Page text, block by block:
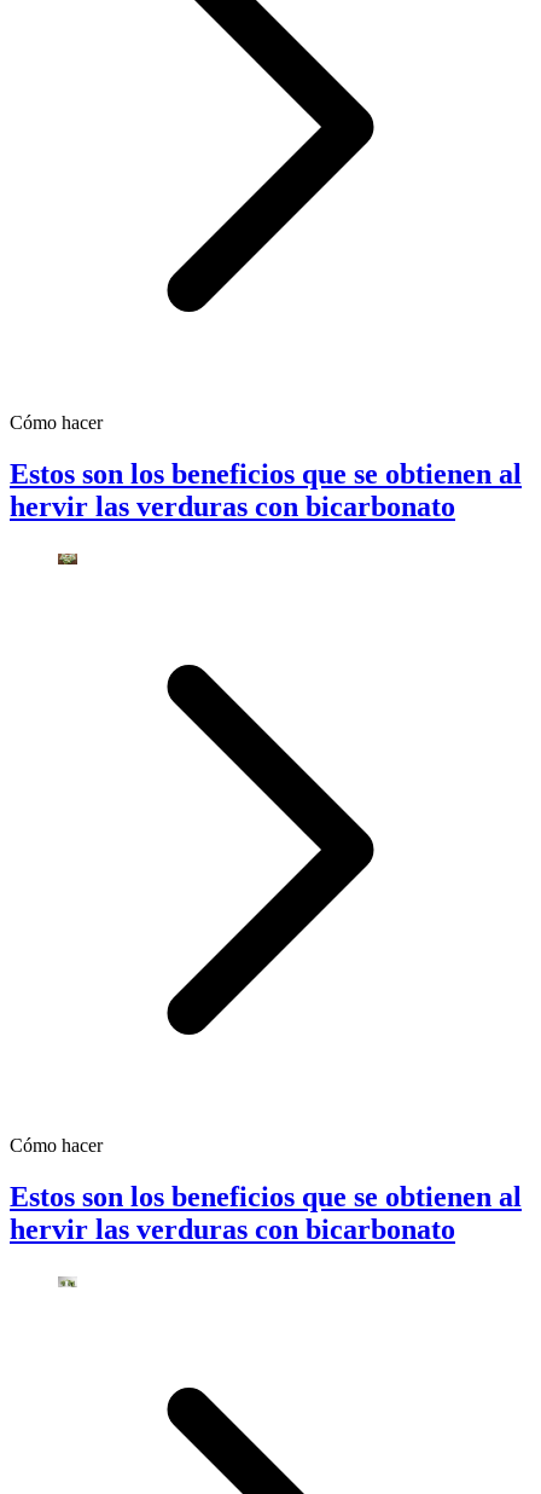
Cómo hacer
Estos son los beneficios que se obtienen al
hervir las verduras con bicarbonato
Cómo hacer
Estos son los beneficios que se obtienen al
hervir las verduras con bicarbonato